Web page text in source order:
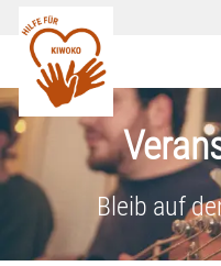
Kiwoko
Über uns
Bleib auf